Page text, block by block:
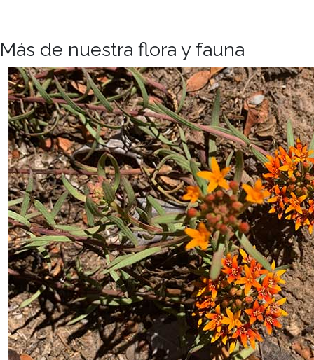
Más de nuestra flora y fauna